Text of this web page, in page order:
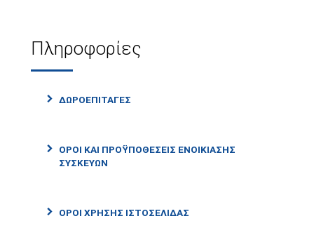
Πληροφορίες
ΔΩΡΟΕΠΙΤΑΓΈΣ
ΌΡΟΙ ΚΑΙ ΠΡΟΫΠΟΘΈΣΕΙΣ ΕΝΟΙΚΊΑΣΗΣ
ΣΥΣΚΕΥΏΝ
ΌΡΟΙ ΧΡΉΣΗΣ ΙΣΤΟΣΕΛΊΔΑΣ